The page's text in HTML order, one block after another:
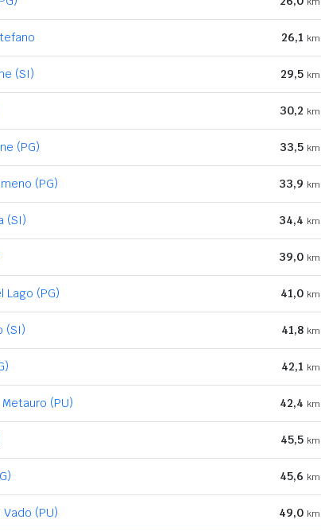
26,1 km
(SI) 29,5 km
30,2 km
(PG) 33,5 km
(PG) 33,9 km
(SI) 34,4 km
39,0 km
Lago (PG) 41,0 km
(SI) 41,8 km
42,1 km
(PU) 42,4 km
45,5 km
45,6 km
(PU) 49,0 km